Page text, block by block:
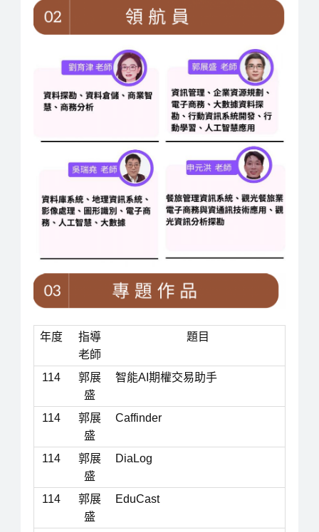
年度
指導
老師
題目
114
郭展
盛
智能AI期權交易助手
114
郭展
盛
Caffinder
114
郭展
盛
DiaLog
114
郭展
盛
EduCast